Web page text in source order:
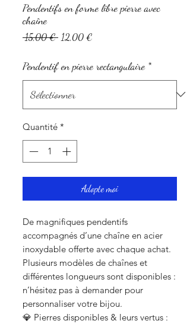
Pendentifs en forme libre pierre avec
chaîne
15,00 € Prix
12,00 €
Pendentif en pierre rectangulaire *
Quantité *
Adopte moi
De magnifiques pendentifs
accompagnés d’une chaîne en acier
inoxydable offerte avec chaque achat.
Plusieurs modèles de chaînes et
différentes longueurs sont disponibles :
n’hésitez pas à demander pour
personnaliser votre bijou.
💎 Pierres disponibles & leurs vertus :